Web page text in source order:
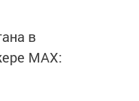
в
MАХ: